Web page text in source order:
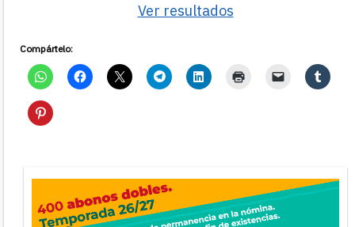
Ver resultados
Compártelo: